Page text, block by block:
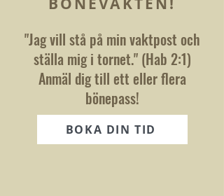
"Jag vill stå på min vaktpost och
ställa mig i tornet." (Hab 2:1)
Anmäl dig till ett eller flera
bönepass!
BOKA DIN TID